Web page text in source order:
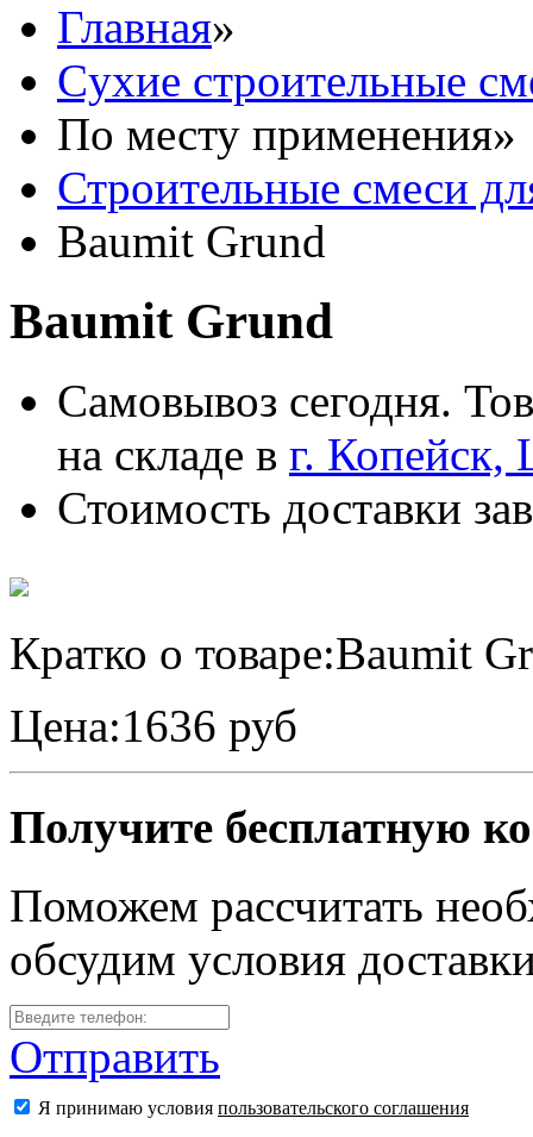
Главная»
Cухие строительные
По месту применения»
Строительные смеси
Baumit Grund
Baumit Grund
Самовывоз сегодня.
на складе в г.
Стоимость доставки
Кратко о товаре:Baumit
Цена:1636 руб
Получите бесплатную
Поможем рассчитать
обсудим условия
Отправить
Я принимаю условия пользовательского соглашения